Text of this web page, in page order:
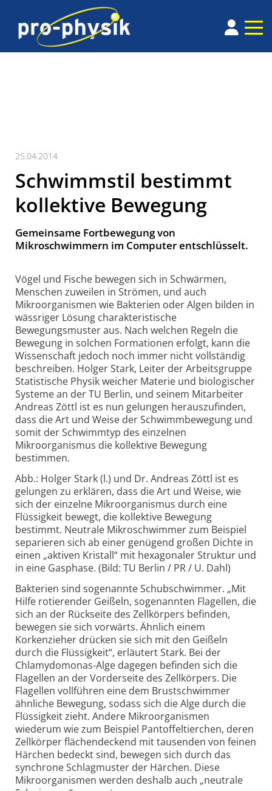
25.04.2014
Schwimmstil bestimmt
kollektive Bewegung
Gemeinsame Fortbewegung von
Mikroschwimmern im Computer entschlüsselt.
Vögel und Fische bewegen sich in Schwärmen,
Menschen zuweilen in Strömen, und auch
Mikroorganismen wie Bakterien oder Algen bilden in
wässriger Lösung charakteristische
Bewegungsmuster aus. Nach welchen Regeln die
Bewegung in solchen Formationen erfolgt, kann die
Wissenschaft jedoch noch immer nicht vollständig
beschreiben. Holger Stark, Leiter der Arbeitsgruppe
Statistische Physik weicher Materie und biologischer
Systeme an der TU Berlin, und seinem Mitarbeiter
Andreas Zöttl ist es nun gelungen herauszufinden,
dass die Art und Weise der Schwimmbewegung und
somit der Schwimmtyp des einzelnen
Mikroorganismus die kollektive Bewegung
bestimmen.
Abb.: Holger Stark (l.) und Dr. Andreas Zöttl ist es
gelungen zu erklären, dass die Art und Weise, wie
sich der einzelne Mikroorganismus durch eine
Flüssigkeit bewegt, die kollektive Bewegung
bestimmt. Neutrale Mikroschwimmer zum Beispiel
separieren sich ab einer genügend großen Dichte in
einen „aktiven Kristall“ mit hexagonaler Struktur und
in eine Gasphase. (Bild: TU Berlin / PR / U. Dahl)
Bakterien sind sogenannte Schubschwimmer. „Mit
Hilfe rotierender Geißeln, sogenannten Flagellen, die
sich an der Rückseite des Zellkörpers befinden,
bewegen sie sich vorwärts. Ähnlich einem
Korkenzieher drücken sie sich mit den Geißeln
durch die Flüssigkeit“, erläutert Stark. Bei der
Chlamydomonas-Alge dagegen befinden sich die
Flagellen an der Vorderseite des Zellkörpers. Die
Flagellen vollführen eine dem Brustschwimmer
ähnliche Bewegung, sodass sich die Alge durch die
Flüssigkeit zieht. Andere Mikroorganismen
wiederum wie zum Beispiel Pantoffeltierchen, deren
Zellkörper flächendeckend mit tausenden von feinen
Härchen bedeckt sind, bewegen sich durch das
synchrone Schlagmuster der Härchen. Diese
Mikroorganismen werden deshalb auch „neutrale